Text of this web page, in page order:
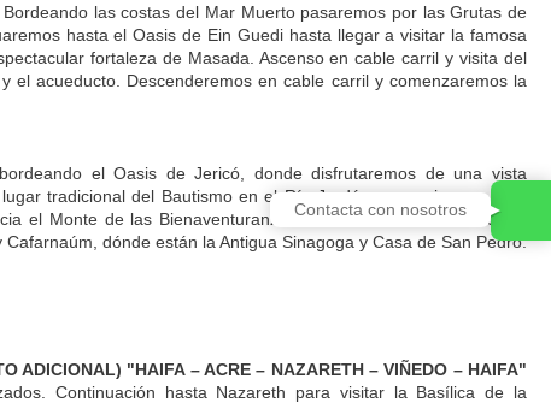
las costas del Mar Muerto pasaremos por las Grutas de
hasta el Oasis de Ein Guedi hasta llegar a visitar la famosa
fortaleza de Masada. Ascenso en cable carril y visita del
el acueducto. Descenderemos en cable carril y comenzaremos la
el Oasis de Jericó, donde disfrutaremos de una vista
tradicional del Bautismo en el Río Jordán, y seguiremos para
el Monte de las Bienaventuranzas, escenario del Sermón de la
dónde están la Antigua Sinagoga y Casa de San Pedro.
ADICIONAL) "HAIFA – ACRE – NAZARETH – VIÑEDO – HAIFA"
Continuación hasta Nazareth para visitar la Basílica de la
Contacta con nosotros